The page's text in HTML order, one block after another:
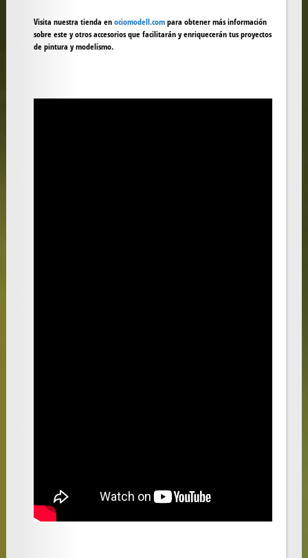
Visita nuestra tienda enociomodell.compara obtener más información
sobre este y otros accesorios que facilitarán y enriquecerán tus proyectos
de pintura y modelismo.